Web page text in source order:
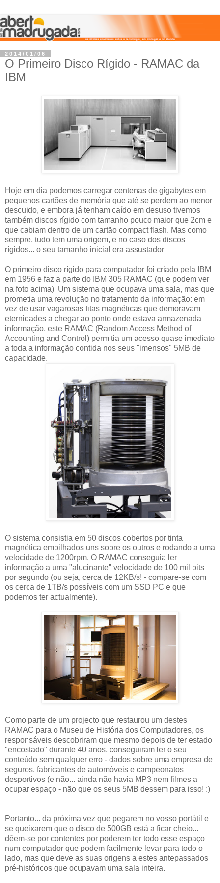
2014/01/06
O Primeiro Disco Rígido - RAMAC da
IBM
Hoje em dia podemos carregar centenas de gigabytes em
pequenos cartões de memória que até se perdem ao menor
descuido, e embora já tenham caído em desuso tivemos
também discos rígido com tamanho pouco maior que 2cm e
que cabiam dentro de um cartão compact flash. Mas como
sempre, tudo tem uma origem, e no caso dos discos
rígidos... o seu tamanho inicial era assustador!
O primeiro disco rígido para computador foi criado pela IBM
em 1956 e fazia parte do IBM 305 RAMAC (que podem ver
na foto acima). Um sistema que ocupava uma sala, mas que
prometia uma revolução no tratamento da informação: em
vez de usar vagarosas fitas magnéticas que demoravam
eternidades a chegar ao ponto onde estava armazenada
informação, este RAMAC (Random Access Method of
Accounting and Control) permitia um acesso quase imediato
a toda a informação contida nos seus "imensos" 5MB de
capacidade.
O sistema consistia em 50 discos cobertos por tinta
magnética empilhados uns sobre os outros e rodando a uma
velocidade de 1200rpm. O RAMAC conseguia ler
informação a uma "alucinante" velocidade de 100 mil bits
por segundo (ou seja, cerca de 12KB/s! - compare-se com
os cerca de 1TB/s possíveis com um SSD PCIe que
podemos ter actualmente).
Como parte de um projecto que restaurou um destes
RAMAC para o Museu de História dos Computadores, os
responsáveis descobriram que mesmo depois de ter estado
"encostado" durante 40 anos, conseguiram ler o seu
conteúdo sem qualquer erro - dados sobre uma empresa de
seguros, fabricantes de automóveis e campeonatos
desportivos (e não... ainda não havia MP3 nem filmes a
ocupar espaço - não que os seus 5MB dessem para isso! :)
Portanto... da próxima vez que pegarem no vosso portátil e
se queixarem que o disco de 500GB está a ficar cheio...
dêem-se por contentes por poderem ter todo esse espaço
num computador que podem facilmente levar para todo o
lado, mas que deve as suas origens a estes antepassados
pré-históricos que ocupavam uma sala inteira.